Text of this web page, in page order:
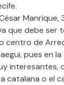
Manrique,
que debe ser
centro de
pues en
interesantes,
catalana o el